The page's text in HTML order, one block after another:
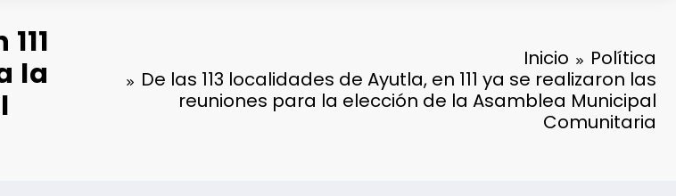
la
Inicio
Política
De las 113 localidades de Ayutla, en 111 ya se realizaron las
reuniones para la elección de la Asamblea Municipal
Comunitaria